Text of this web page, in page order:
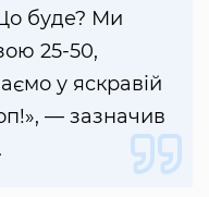
буде? Ми
25-50,
у яскравій
— зазначив